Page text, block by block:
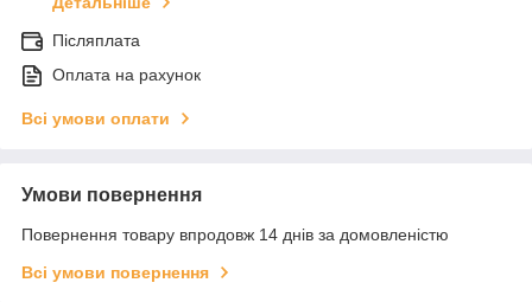
Післяплата
Оплата на рахунок
Всі умови оплати
Умови повернення
Повернення товару впродовж 14 днів за домовленістю
Всі умови повернення